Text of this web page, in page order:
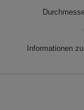
Informationen